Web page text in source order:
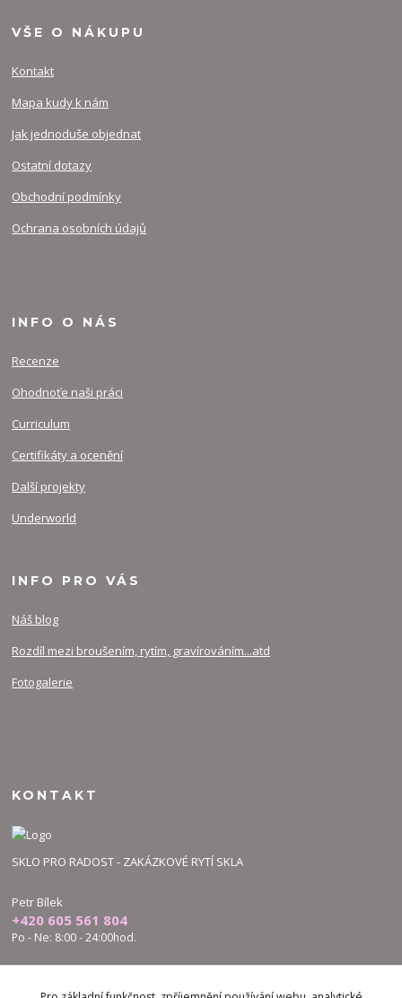
VŠE O NÁKUPU
Kontakt
Mapa kudy k nám
Jak jednoduše objednat
Ostatní dotazy
Obchodní podmínky
Ochrana osobních údajů
INFO O NÁS
Recenze
Ohodnoťe naši práci
Curriculum
Certifikáty a ocenění
Další projekty
Underworld
INFO PRO VÁS
Náš blog
Rozdíl mezi broušením, rytím, gravírováním...atd
Fotogalerie
KONTAKT
SKLO PRO RADOST - ZAKÁZKOVÉ RYTÍ SKLA
Petr Bílek
+420 605 561 804
Po - Ne: 8:00 - 24:00hod.
bilek.petr@skloproradost.cz